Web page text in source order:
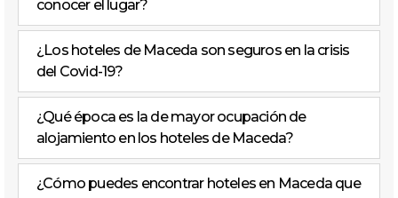
conocer el lugar?
¿Los hoteles de Maceda son seguros en la crisis
del Covid-19?
¿Qué época es la de mayor ocupación de
alojamiento en los hoteles de Maceda?
¿Cómo puedes encontrar hoteles en Maceda que